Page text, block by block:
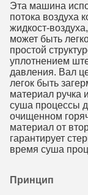
Эта машина
потока воздуха
жидкост-
может быть
простой
уплотнением
давления. Вал
легок быть
материал ручка
суша процессы
очищенном
материал от
гарантирует
время суша
Принцип